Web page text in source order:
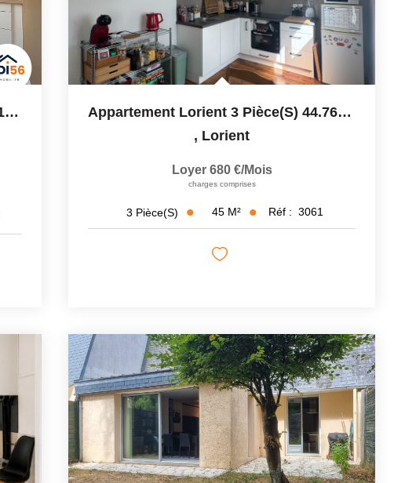
Appartement Lorient 3 Pièce(s) 78.71 M2
Appartement Lorient 3 Pièce(s) 44.76 M2 Avec Terrasse - Rue...
, Lorient
Loyer 680 €/mois
charges comprises
3 Pièce(s) 45 M² Réf : 3061